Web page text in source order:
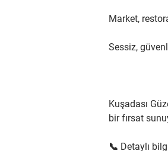
Market,
Sessiz,
Kuşadası
bir fırsat
📞 Detaylı